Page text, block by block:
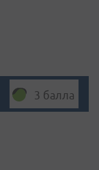
3 балла